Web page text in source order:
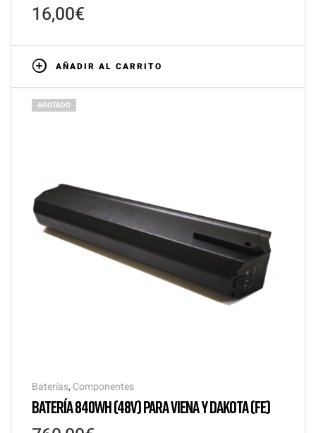
16,00€
AÑADIR AL CARRITO
AGOTADO
Baterías, Componentes
BATERÍA 840WH (48V) PARA VIENA Y DAKOTA (FE)